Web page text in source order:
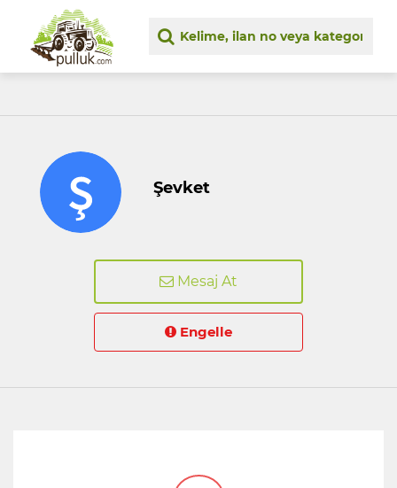
Şevket
Mesaj At
Engelle